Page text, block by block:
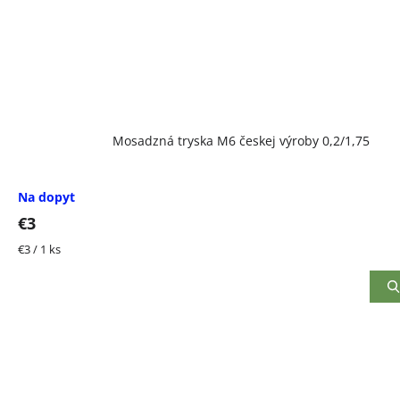
Mosadzná tryska M6 českej výroby 0,2/1,75
Na dopyt
€3
Jednotková
€3 / 1 ks